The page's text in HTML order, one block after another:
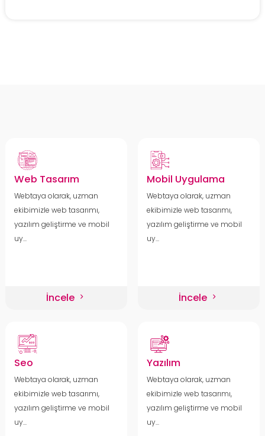
Web Tasarım
Webtaya olarak, uzman
ekibimizle web tasarımı,
yazılım geliştirme ve mobil
uy...
İncele
Mobil Uygulama
Webtaya olarak, uzman
ekibimizle web tasarımı,
yazılım geliştirme ve mobil
uy...
İncele
Seo
Webtaya olarak, uzman
ekibimizle web tasarımı,
yazılım geliştirme ve mobil
uy...
Yazılım
Webtaya olarak, uzman
ekibimizle web tasarımı,
yazılım geliştirme ve mobil
uy...